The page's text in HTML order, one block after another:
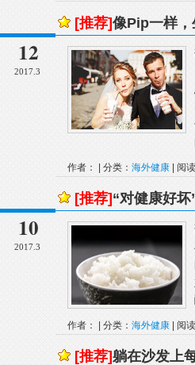
12
2017.3
[推荐]像Pip一样，
作者： | 分类： 海外健康 | 阅
10
2017.3
[推荐] “对健康好
作者： | 分类： 海外健康 | 阅
[推荐]躺在沙发上